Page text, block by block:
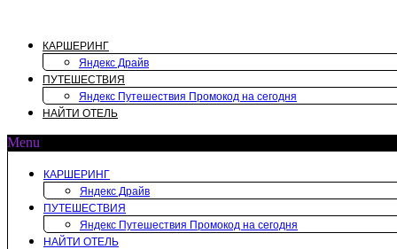
содержимому
КАРШЕРИНГ
Яндекс Драйв
ПУТЕШЕСТВИЯ
Яндекс Путешествия Промокод на сегодня
НАЙТИ ОТЕЛЬ
Menu
КАРШЕРИНГ
Яндекс Драйв
ПУТЕШЕСТВИЯ
Яндекс Путешествия Промокод на сегодня
НАЙТИ ОТЕЛЬ